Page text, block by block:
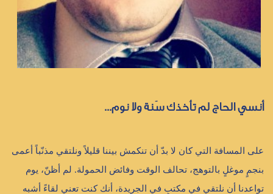
أنسي الحاج لم تأخذك سَنة ولا نوم...
على المسافة التي كان لا بدّ أن تنكمش بيننا قليلاً ونلتقي مذنّباً أعمى
بنجمٍ موغلٍ بالتوهج، تحالف الوقت وفائض الحمولة. لم أظنّ، يوم
تواعدنا أن نلتقي في مكتبٍ في الجريدة، أنك كنت تعني لقاءً أشبه